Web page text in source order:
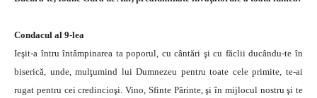
Condacul al 9-lea
Ieşit-a întru întâmpinarea ta poporul, cu cântări şi cu făclii ducându-te în
biserică, unde, mulţumind lui Dumnezeu pentru toate cele primite, te-ai
rugat pentru cei credincioşi. Vino, Sfinte Părinte, şi în mijlocul nostru şi te